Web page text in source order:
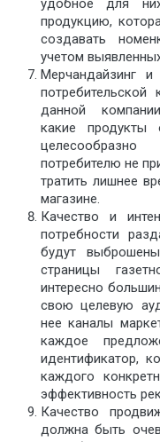
продукцию,
создавать
учетом
Мерчандайзинг
данной
какие продукты
потребителю не
тратить лишнее
магазине.
Качество и
потребности
будут
страницы
интересно
свою целевую
нее каналы
каждое
идентификатор,
каждого
эффективность
Качество
должна быть